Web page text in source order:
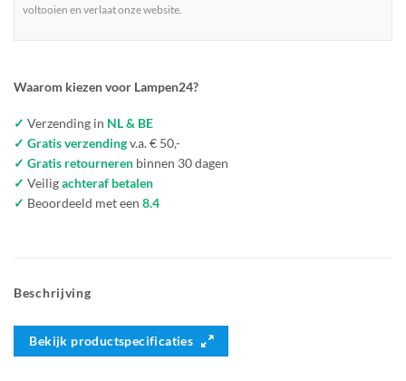
voltooien en verlaat onze website.
Waarom kiezen voor Lampen24?
✓ Verzending in NL & BE
✓ Gratis verzendingv.a. € 50,-
✓ Gratis retourneren binnen 30 dagen
✓ Veiligachteraf betalen
✓ Beoordeeld met een 8.4
Beschrijving
Bekijk productspecificaties